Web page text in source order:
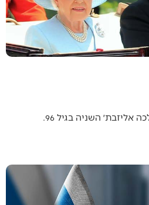
לפני כשבועיים נפטרה המלכה אליזבת׳ השניה בגיל 96.